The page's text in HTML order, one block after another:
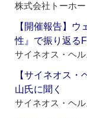
株式会社トーホー
【開催報告】
性』で振り返る
サイネオス・ヘ
【サイネオス
山氏に聞く
サイネオス・ヘ